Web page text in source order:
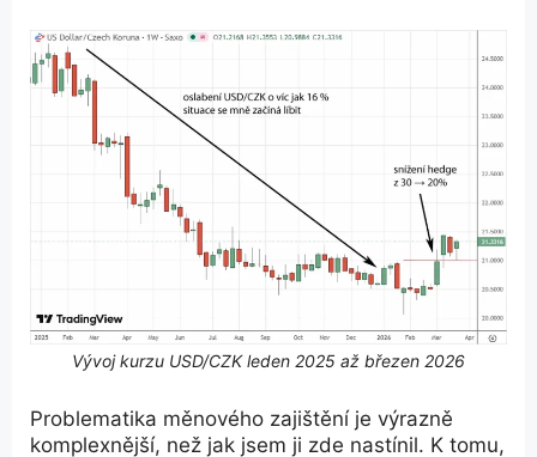
Vývoj kurzu USD/CZK leden 2025 až březen 2026
Problematika měnového zajištění je výrazně
komplexnější, než jak jsem ji zde nastínil. K tomu,